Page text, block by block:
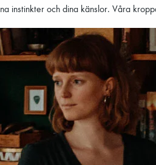
instinkter och dina känslor. Våra